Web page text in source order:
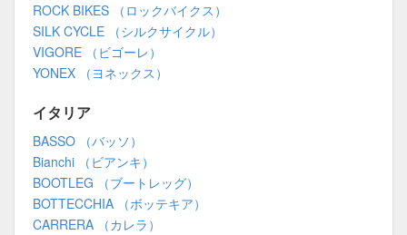
ROCK BIKES （ロックバイクス）
SILK CYCLE （シルクサイクル）
VIGORE （ビゴーレ）
YONEX （ヨネックス）
イタリア
BASSO （バッソ）
Bianchi （ビアンキ）
BOOTLEG （ブートレッグ）
BOTTECCHIA （ボッテキア）
CARRERA （カレラ）